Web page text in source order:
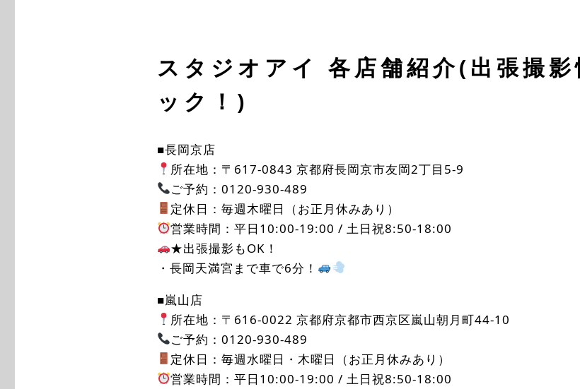
スタジオアイ 各店舗紹介(出張撮
ック！)
■長岡京店
所在地：〒617-0843 京都府長岡京市友岡2丁目5-9
ご予約：0120-930-489
定休日：毎週木曜日（お正月休みあり）
営業時間：平日10:00-19:00 / 土日祝8:50-18:00
★出張撮影もOK！
・長岡天満宮まで車で6分！
■嵐山店
所在地：〒616-0022 京都府京都市西京区嵐山朝月町44-10
ご予約：0120-930-489
定休日：毎週水曜日・木曜日（お正月休みあり）
営業時間：平日10:00-19:00 / 土日祝8:50-18:00